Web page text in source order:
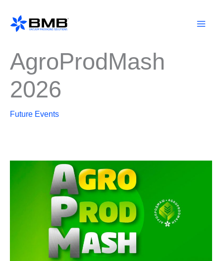
content
AgroProdMash
2026
Future Events